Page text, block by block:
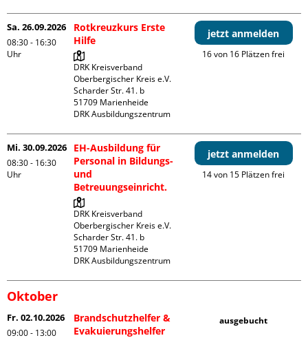
Sa. 26.09.2026
08:30 - 16:30
Uhr
Rotkreuzkurs Erste
Hilfe
DRK Kreisverband
Oberbergischer Kreis e.V.
Scharder Str. 41. b
51709 Marienheide
DRK Ausbildungszentrum
jetzt anmelden
16 von 16 Plätzen frei
Mi. 30.09.2026
08:30 - 16:30
Uhr
EH-Ausbildung für
Personal in Bildungs-
und
Betreuungseinricht.
DRK Kreisverband
Oberbergischer Kreis e.V.
Scharder Str. 41. b
51709 Marienheide
DRK Ausbildungszentrum
jetzt anmelden
14 von 15 Plätzen frei
Oktober
Fr. 02.10.2026
09:00 - 13:00
Brandschutzhelfer &
Evakuierungshelfer
ausgebucht